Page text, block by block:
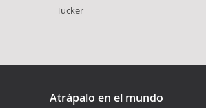
Tucker
Atrápalo en el mundo